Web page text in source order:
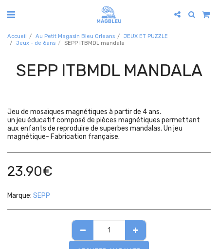
Accueil Au Petit Magasin Bleu Orleans
JEUX ET PUZZLE
Jeux - de 6ans
SEPP ITBMDL mandala
SEPP ITBMDL MANDALA
Jeu de mosaïques magnétiques à partir de 4 ans.
un jeu éducatif composé de pièces magnétiques permettant
aux enfants de reproduire de superbes mandalas. Un jeu
magnétique- Fabrication française.
23.90€
Marque: SEPP